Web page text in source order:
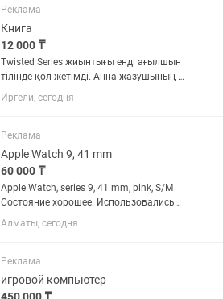
времени лежали без...
Реклама
Книга
12 000 ₸
Twisted Series жиынтығы енді ағылшын
тілінде қол жетімді. Анна жазушының 4
томы махаббат хикаясын әрқилы
сипаттайды
Иргели, сегодня
Реклама
Apple Watch 9, 41 mm
60 000 ₸
Apple Watch, series 9, 41 mm, pink, S/M
Состояние хорошее. Использовались
каждый день, на протяжении 1,5 лет
Все в комплекте. На часах есть мелкие
хватает на целый...
Алматы, сегодня
Реклама
игровой компьютер